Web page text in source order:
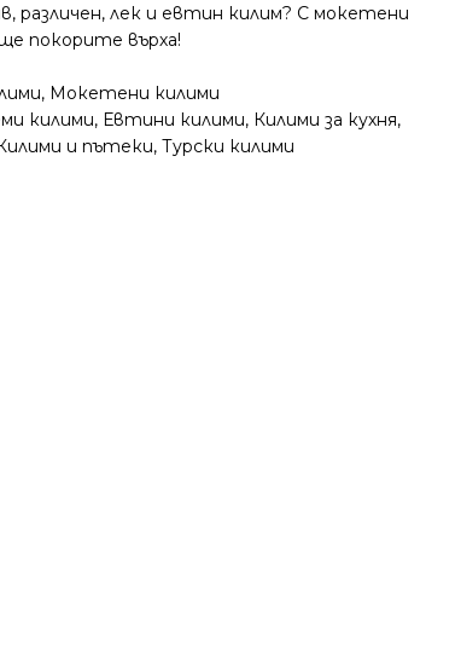
различен, лек и евтин килим? С мокетени
покорите върха!
, Мокетени килими
килими, Евтини килими, Килими за кухня,
и пътеки,Турски килими